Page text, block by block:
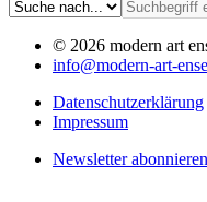
© 2026 modern art
info@modern-art-
Datenschutzerklärung
Impressum
Newsletter abonnieren